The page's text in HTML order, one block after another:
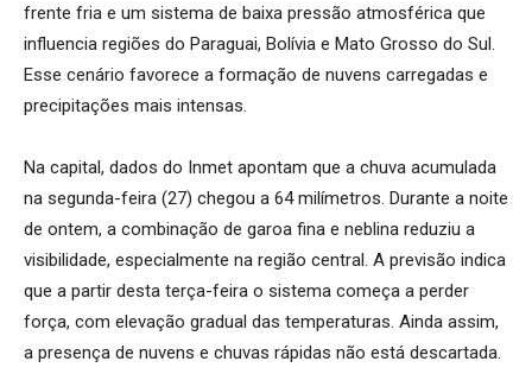
frente fria e um sistema de baixa pressão atmosférica que
influencia regiões do Paraguai, Bolívia e Mato Grosso do Sul.
Esse cenário favorece a formação de nuvens carregadas e
precipitações mais intensas.
Na capital, dados do Inmet apontam que a chuva acumulada
na segunda-feira (27) chegou a 64 milímetros. Durante a noite
de ontem, a combinação de garoa fina e neblina reduziu a
visibilidade, especialmente na região central. A previsão indica
que a partir desta terça-feira o sistema começa a perder
força, com elevação gradual das temperaturas. Ainda assim,
a presença de nuvens e chuvas rápidas não está descartada.